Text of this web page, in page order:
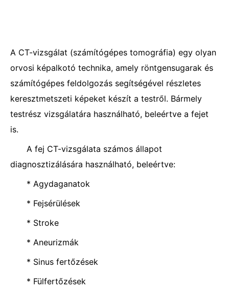
A CT-vizsgálat (számítógépes tomográfia) egy olyan
orvosi képalkotó technika, amely röntgensugarak és
számítógépes feldolgozás segítségével részletes
keresztmetszeti képeket készít a testről. Bármely
testrész vizsgálatára használható, beleértve a fejet
is.
A fej CT-vizsgálata számos állapot
diagnosztizálására használható, beleértve:
* Agydaganatok
* Fejsérülések
* Stroke
* Aneurizmák
* Sinus fertőzések
* Fülfertőzések